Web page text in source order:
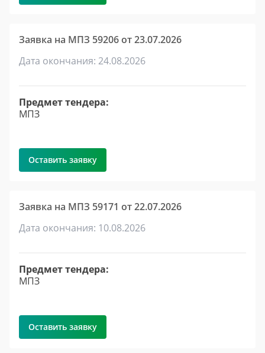
Заявка на МПЗ 59206 от 23.07.2026
Дата окончания: 24.08.2026
Предмет тендера:
МПЗ
Оставить заявку
Заявка на МПЗ 59171 от 22.07.2026
Дата окончания: 10.08.2026
Предмет тендера:
МПЗ
Оставить заявку